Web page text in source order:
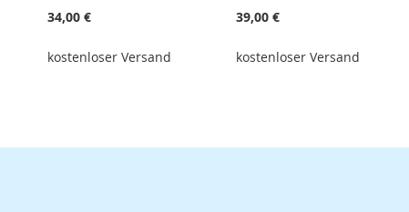
34,00 €
kostenloser Versand
39,00 €
kostenloser Versand